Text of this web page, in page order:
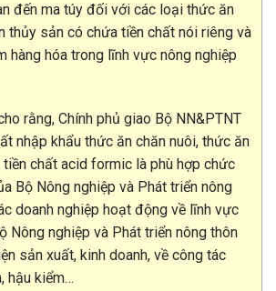
đến ma túy đối với các loại thức ăn
thủy sản có chứa tiền chất nói riêng và
hàng hóa trong lĩnh vực nông nghiệp
rằng, Chính phủ giao Bộ NN&PTNT
nhập khẩu thức ăn chăn nuôi, thức ăn
chất acid formic là phù hợp chức
Bộ Nông nghiệp và Phát triển nông
doanh nghiệp hoạt động về lĩnh vực
Nông nghiệp và Phát triển nông thôn
sản xuất, kinh doanh, về công tác
hậu kiểm…